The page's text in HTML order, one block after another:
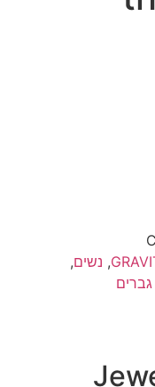
, נשים,